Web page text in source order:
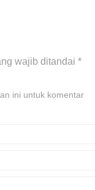
wajib ditandai *
ini untuk komentar